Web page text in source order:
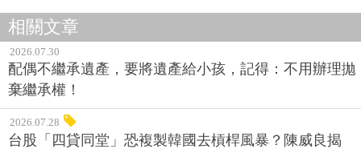
相關文章
2026.07.30
配偶不繼承遺產，要將遺產給小孩，記得：不用辦理拋
棄繼承權！
2026.07.28
台股「四貸同堂」恐複製韓國去槓桿風暴？陳威良揭